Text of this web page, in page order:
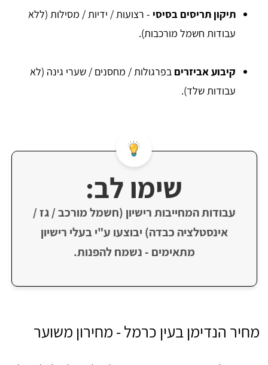
תיקון תריסים בסיסי - רצועות / ידיות / מסילות (ללא
עבודות חשמל מורכבות).
קיבוע אביזרים בפרגולות / מחסנים / שערי גינה (לא
עבודות שלד).
שימו לב:
עבודות המחייבות רישיון (חשמל מורכב / גז /
אינסטלציה כבדה) יבוצעו ע"י בעלי רישיון
מתאימים - נשמח להפנות.
מחיר הנדימן בעין כרמל - מחירון משוער